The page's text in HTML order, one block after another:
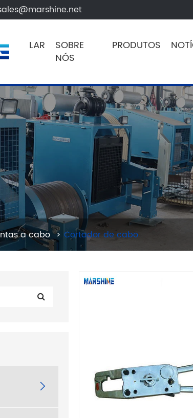
LAR
SOBRE
NÓS
PRODUTOS
a cabo Cortador de cabo
